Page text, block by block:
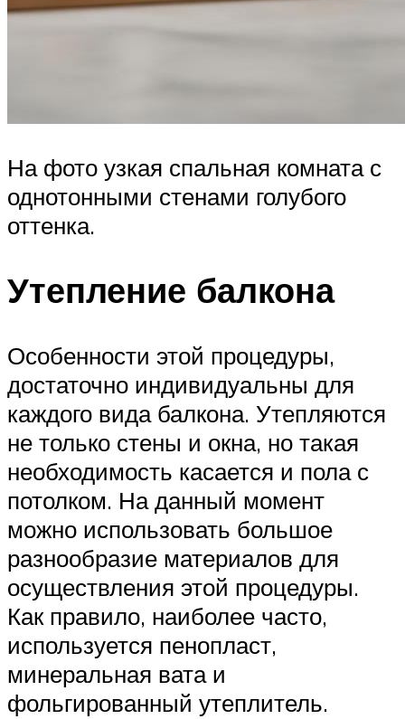
На фото узкая спальная комната с
однотонными стенами голубого
оттенка.
Утепление балкона
Особенности этой процедуры,
достаточно индивидуальны для
каждого вида балкона. Утепляются
не только стены и окна, но такая
необходимость касается и пола с
потолком. На данный момент
можно использовать большое
разнообразие материалов для
осуществления этой процедуры.
Как правило, наиболее часто,
используется пенопласт,
минеральная вата и
фольгированный утеплитель.